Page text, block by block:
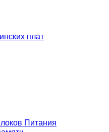
плат
Питания